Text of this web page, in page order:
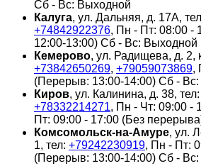
Сб - Вс: Выходной
Калуга, ул. Дальняя, д. 17А,
+74842922376, Пн - Пт: 08:00 -
12:00-13:00) Сб - Вс: Выходной
Кемерово, ул. Радищева, д. 2,
+73842650269, +79059073869,
(Перерыв: 13:00-14:00) Сб -
Киров, ул. Калинина, д. 38, тел:
+78332214271, Пн - Чт: 09:00 -
Пт: 09:00 - 17:00 (Без
Комсомольск-на-Амуре, ул.
1, тел: +79242230919, Пн - Пт:
(Перерыв: 13:00-14:00) Сб -